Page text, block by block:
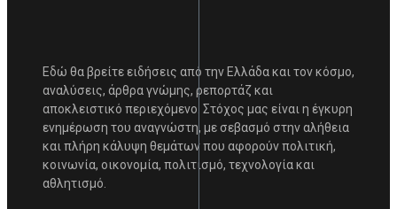
Εδώ θα βρείτε ειδήσεις από την Ελλάδα και τον κόσμο,
αναλύσεις, άρθρα γνώμης, ρεπορτάζ και
αποκλειστικό περιεχόμενο. Στόχος μας είναι η έγκυρη
ενημέρωση του αναγνώστη, με σεβασμό στην αλήθεια
και πλήρη κάλυψη θεμάτων που αφορούν πολιτική,
κοινωνία, οικονομία, πολιτισμό, τεχνολογία και
αθλητισμό.